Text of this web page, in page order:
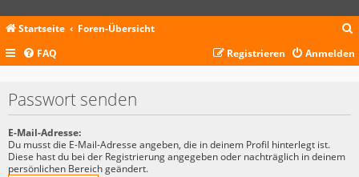
Startseite Foren-Übersicht
c
FAQ Anmelden
Registrieren
Passwort senden
E-Mail-Adresse:
Du musst die E-Mail-Adresse angeben, die in deinem Profil hinterlegt ist.
Diese hast du bei der Registrierung angegeben oder nachträglich in deinem
persönlichen Bereich geändert.